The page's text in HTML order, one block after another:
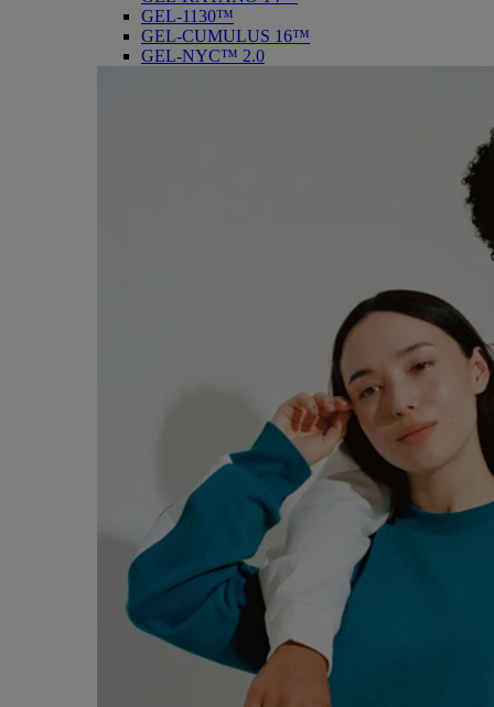
GEL-1130™
GEL-CUMULUS 16™
GEL-NYC™ 2.0